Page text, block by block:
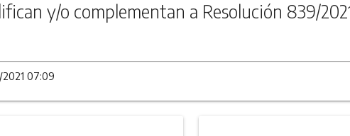
y/o complementan a Resolución 839/
07:09